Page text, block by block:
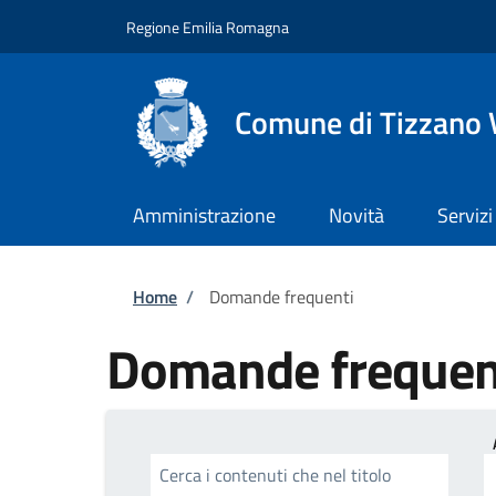
Regione Emilia Romagna
Comune di Tizzano
Amministrazione Novità Servizi
Briciole di pane
Home / Domande frequenti
Domande
Cerca i contenuti che nel titolo